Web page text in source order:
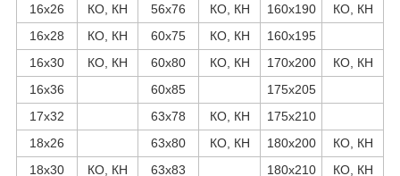
16х26
КО, КН 56х76 КО, КН 160х190
КО, КН
16х28
КО, КН 60х75 КО, КН
160х195
16х30
КО, КН 60х80 КО, КН 170х200
КО, КН
16х36
60х85
175х205
17х32
63х78 КО, КН
175х210
18х26
63х80 КО, КН 180х200
КО, КН
18х30
КО, КН 63х83 180х210
КО, КН